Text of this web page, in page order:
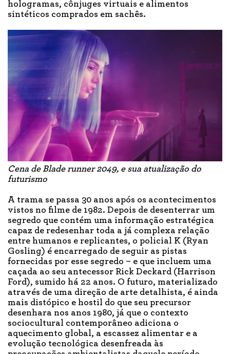
hologramas, cônjuges virtuais e alimentos
sintéticos comprados em sachês.
Cena de Blade runner 2049, e sua atualização do
futurismo
A trama se passa 30 anos após os acontecimentos
vistos no filme de 1982. Depois de desenterrar um
segredo que contém uma informação estratégica
capaz de redesenhar toda a já complexa relação
entre humanos e replicantes, o policial K (Ryan
Gosling) é encarregado de seguir as pistas
fornecidas por esse segredo – e que incluem uma
caçada ao seu antecessor Rick Deckard (Harrison
Ford), sumido há 22 anos. O futuro, materializado
através de uma direção de arte detalhista, é ainda
mais distópico e hostil do que seu precursor
desenhara nos anos 1980, já que o contexto
sociocultural contemporâneo adiciona o
aquecimento global, a escassez alimentar e a
evolução tecnológica desenfreada às